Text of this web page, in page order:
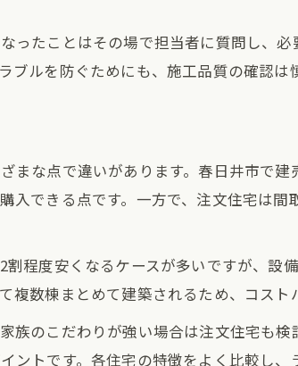
近くの建売住宅を選ぶ際の注意点
びで押さえるべき安全対策の視点
宅を選ぶときのコツとは
住宅で広がる家族の暮らしの可能性
使い勝手を考えた建売選びの工夫
建売住宅で人気の庭付き物件特徴
ったことはその場で担当者に質問し、
ルを防ぐためにも、施工品質の確認は
まな点で違いがあります。春日井市で
できる点です。一方で、注文住宅は
程度安くなるケースが多いですが、設
数棟まとめて建築されるため、コスト
のこだわりが強い場合は注文住宅も検
トです。各住宅の特徴をよく比較し